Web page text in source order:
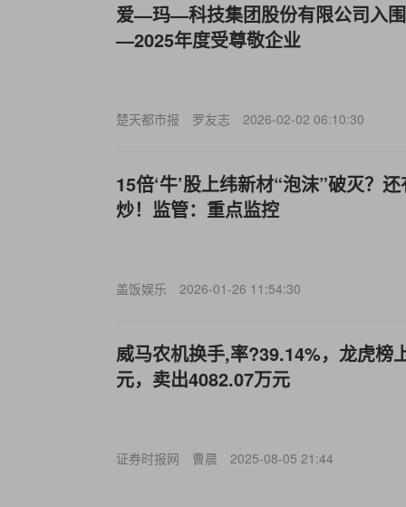
爱—玛—科技集团股份有限公司入
—2025年度受尊敬企业
楚天都市报 罗友志 2026-02-02 06:10:30
15倍‘牛’股上纬新材“泡沫”破灭？
炒！监管：重点监控
盖饭娱乐 2026-01-26 11:54:30
威马农机换手,率?39.14%，龙虎榜
元，卖出4082.07万元
证券时报网 曹晨 2025-08-05 21:44